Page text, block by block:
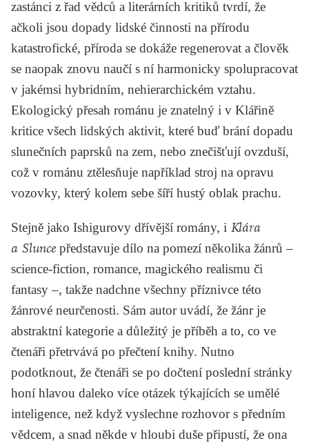
zastánci z řad vědců a literárních kritiků tvrdí, že
ačkoli jsou dopady lidské činnosti na přírodu
katastrofické, příroda se dokáže regenerovat a člověk
se naopak znovu naučí s ní harmonicky spolupracovat
v jakémsi hybridním, nehierarchickém vztahu.
Ekologický přesah románu je znatelný i v Klářině
kritice všech lidských aktivit, které buď brání dopadu
slunečních paprsků na zem, nebo znečišťují ovzduší,
což v románu ztělesňuje například stroj na opravu
vozovky, který kolem sebe šíří hustý oblak prachu.
Stejně jako Ishigurovy dřívější romány, i Klára
a Slunce představuje dílo na pomezí několika žánrů –
science-fiction, romance, magického realismu či
fantasy –, takže nadchne všechny příznivce této
žánrové neurčenosti. Sám autor uvádí, že žánr je
abstraktní kategorie a důležitý je příběh a to, co ve
čtenáři přetrvává po přečtení knihy. Nutno
podotknout, že čtenáři se po dočtení poslední stránky
honí hlavou daleko více otázek týkajících se umělé
inteligence, než když vyslechne rozhovor s předním
vědcem, a snad někde v hloubi duše připustí, že ona